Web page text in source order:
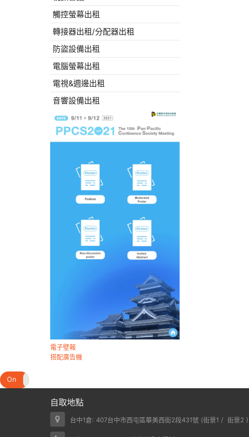
觸控螢幕出租
轉接器出租/分配器出租
防盜設備出租
電腦螢幕出租
電視&週邊出租
音響設備出租
電子壁報
搭配廣告機
On
自取地點
台中1倉: 407台中市西屯區華美西街2段431號 (街景1 / 街景2